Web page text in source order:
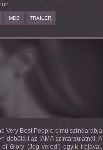
IMDB TRAILER
BEST PEOPLE
Very Best People című színdarabja
debütált az IAMA színtársulatnál. A
Glory (Jég veled!) egyik írójával,